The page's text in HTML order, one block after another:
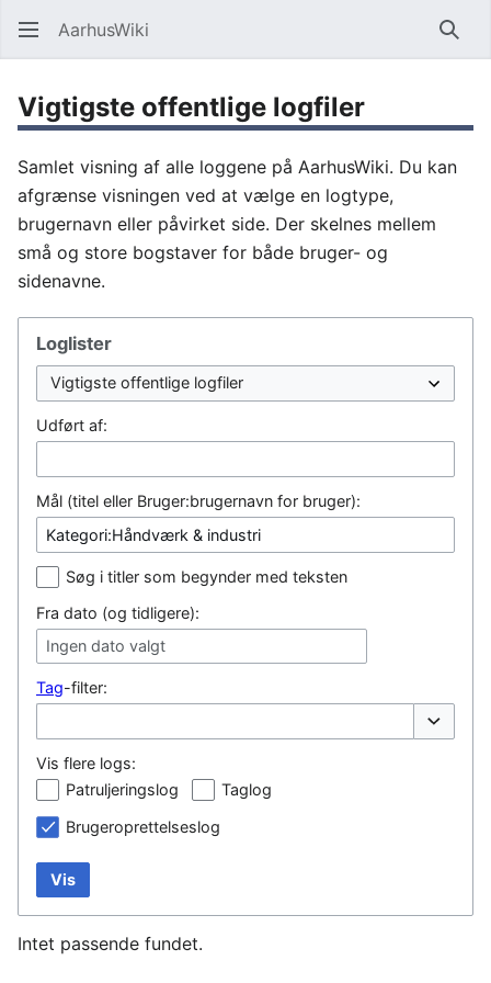
AarhusWiki Søg
Vigtigste offentlige logfiler
Samlet visning af alle loggene på AarhusWiki. Du kan
afgrænse visningen ved at vælge en logtype,
brugernavn eller påvirket side. Der skelnes mellem
små og store bogstaver for både bruger- og
sidenavne.
Loglister
Udført af:
Mål (titel eller Bruger:brugernavn for bruger):
Søg i titler som begynder med teksten
Fra dato (og tidligere):
Ingen dato valgt
Tag-filter:
Vis flere logs:
Patruljeringslog
Taglog
Brugeroprettelseslog
Vis
Intet passende fundet.